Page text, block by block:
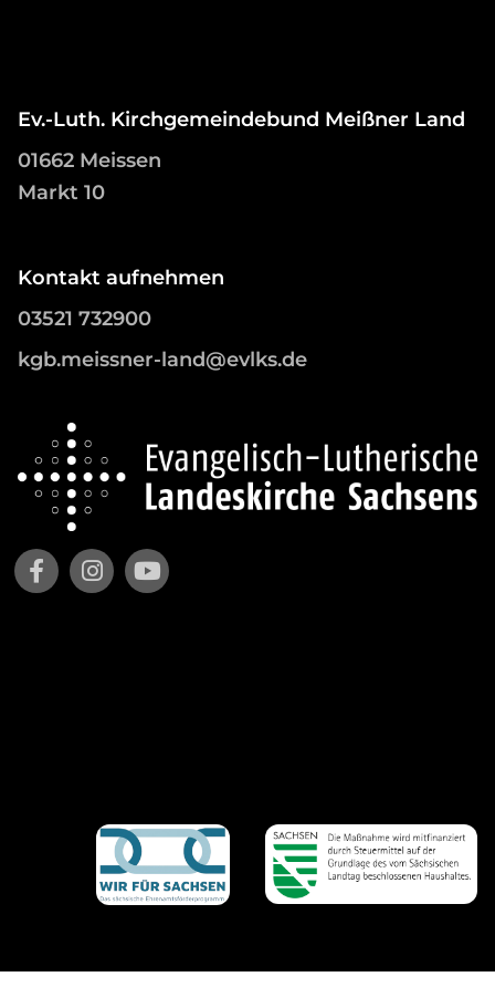
Ev.-Luth. Kirchgemeindebund Meißner Land
01662 Meissen
Markt 10
Kontakt aufnehmen
03521 732900
kgb.meissner-land@evlks.de